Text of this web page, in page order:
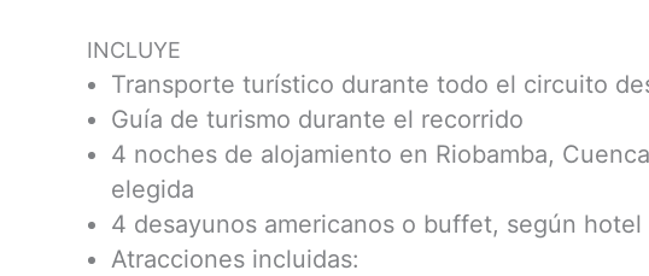
INCLUYE
Transporte turístico durante todo el circuito
Guía de turismo durante el recorrido
4 noches de alojamiento en Riobamba,
elegida
4 desayunos americanos o buffet, según hotel
Atracciones incluidas: